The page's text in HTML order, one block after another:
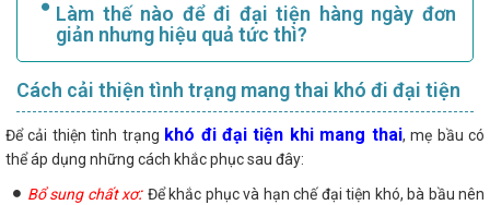
Làm thế nào để đi đại tiện hàng ngày đơn
giản nhưng hiệu quả tức thì?
Cách cải thiện tình trạng mang thai khó đi đại tiện
Để cải thiện tình trạng khó đi đại tiện khi mang thai, mẹ bầu có
thể áp dụng những cách khắc phục sau đây:
Bổ sung chất xơ: Để khắc phục và hạn chế đại tiện khó, bà bầu nên